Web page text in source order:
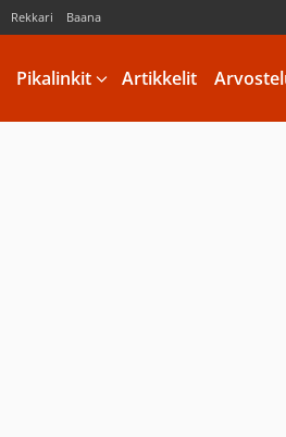
Rekkari Baana
Pikalinkit Artikkelit